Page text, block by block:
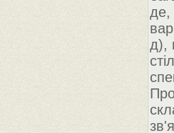
де,
д),